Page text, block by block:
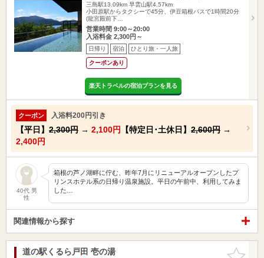
三島駅13.09km 早雲山駅4.57km
小田原駅からタクシーで45分、伊豆箱根バスで1時間20分
(龍宮殿前下…
営業時間 9:00～20:00
入浴料金 2,300円～
日帰り 宿泊 ひとり旅・一人旅
クーポンあり
楽天トラベルの宿泊プランを見る
クーポン 入浴料200円引き
【平日】 2,300円 → 2,100円 【特定日･土休日】 2,600円 →
2,400円
40代 男
性
箱根の芦ノ湖畔に佇む、昨年7月にリニューアルオープンしたプ
リンスホテル系の日帰り温泉施設。平日の午前中、利用してみま
した…
関連情報から探す
お気に入
道の駅くるら戸田 壱の湯